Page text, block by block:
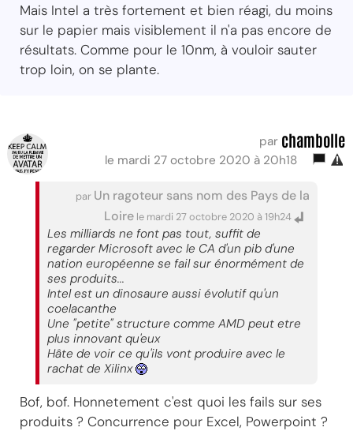
Mais Intel a très fortement et bien réagi, du moins
sur le papier mais visiblement il n'a pas encore de
résultats. Comme pour le 10nm, à vouloir sauter
trop loin, on se plante.
par chambolle
le mardi 27 octobre 2020 à 20h18
par Un ragoteur sans nom des Pays de la
Loire le mardi 27 octobre 2020 à 19h24
Les milliards ne font pas tout, suffit de
regarder Microsoft avec le CA d'un pib d'une
nation européenne se fail sur énormément de
ses produits...
Intel est un dinosaure aussi évolutif qu'un
coelacanthe
Une "petite" structure comme AMD peut etre
plus innovant qu'eux
Hâte de voir ce qu'ils vont produire avec le
rachat de Xilinx
Bof, bof. Honnetement c'est quoi les fails sur ses
produits ? Concurrence pour Excel, Powerpoint ?